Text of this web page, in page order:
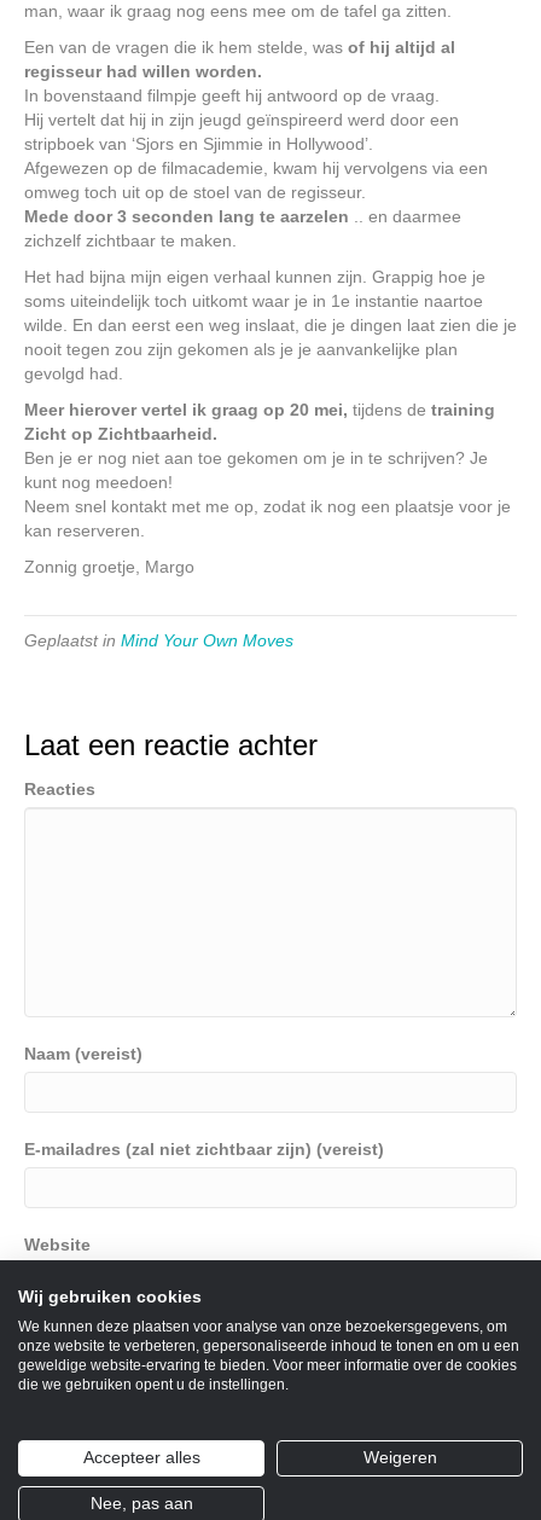
man, waar ik graag nog eens mee om de tafel ga zitten.
Een van de vragen die ik hem stelde, was of hij altijd al
regisseur had willen worden.
In bovenstaand filmpje geeft hij antwoord op de vraag.
Hij vertelt dat hij in zijn jeugd geïnspireerd werd door een
stripboek van ‘Sjors en Sjimmie in Hollywood’.
Afgewezen op de filmacademie, kwam hij vervolgens via een
omweg toch uit op de stoel van de regisseur.
Mede door 3 seconden lang te aarzelen .. en daarmee
zichzelf zichtbaar te maken.
Het had bijna mijn eigen verhaal kunnen zijn. Grappig hoe je
soms uiteindelijk toch uitkomt waar je in 1e instantie naartoe
wilde. En dan eerst een weg inslaat, die je dingen laat zien die je
nooit tegen zou zijn gekomen als je je aanvankelijke plan
gevolgd had.
Meer hierover vertel ik graag op 20 mei, tijdens de training
Zicht op Zichtbaarheid.
Ben je er nog niet aan toe gekomen om je in te schrijven? Je
kunt nog meedoen!
Neem snel kontakt met me op, zodat ik nog een plaatsje voor je
kan reserveren.
Zonnig groetje, Margo
Geplaatst in Mind Your Own Moves
Laat een reactie achter
Reacties
Naam (vereist)
E-mailadres (zal niet zichtbaar zijn) (vereist)
Website
Mijn naam, e-mail en site opslaan in deze browser voor de
volgende keer wanneer ik een reactie plaats.
Wij gebruiken cookies
We kunnen deze plaatsen voor analyse van onze bezoekersgegevens, om
onze website te verbeteren, gepersonaliseerde inhoud te tonen en om u een
geweldige website-ervaring te bieden. Voor meer informatie over de cookies
die we gebruiken opent u de instellingen.
Accepteer alles Weigeren
Nee, pas aan